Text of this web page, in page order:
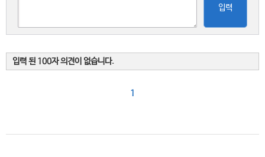
입력
입력 된 100자 의견이 없습니다.
1